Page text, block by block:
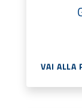
VAI ALLA